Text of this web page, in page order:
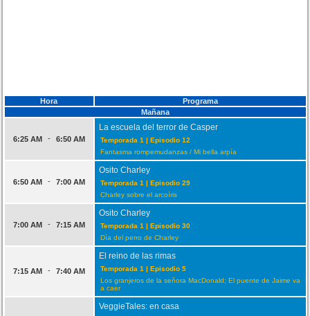
Hora
Programa
Mañana
6:25 AM - 6:50 AM
La escuela del terror de Casper
Temporada 1 | Episodio 12
Fantasma rompemudanzas / Mi bella arpía
6:50 AM - 7:00 AM
Osito Charley
Temporada 1 | Episodio 29
Charley sobre el arcoíris
7:00 AM - 7:15 AM
Osito Charley
Temporada 1 | Episodio 30
Día del perro de Charley
7:15 AM - 7:40 AM
El reino de las rimas
Temporada 1 | Episodio 5
Los granjeros de la señora MacDonald; El puente de Jaime va
a caer
VeggieTales: en casa